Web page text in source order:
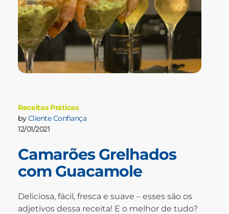
Camarões Grelhados
com Guacamole
12/01/2021
by Cliente Confiança
Receitas Práticas
Deliciosa, fácil, fresca e suave – esses são os
adjetivos dessa receita! E o melhor de tudo?